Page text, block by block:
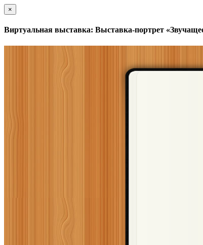
×
Виртуальная выставка: Выставка-портрет